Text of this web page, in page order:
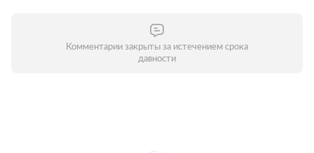
Комментарии закрыты за истечением срока
давности